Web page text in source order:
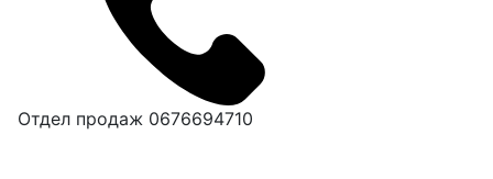
Отдел продаж 0676694710